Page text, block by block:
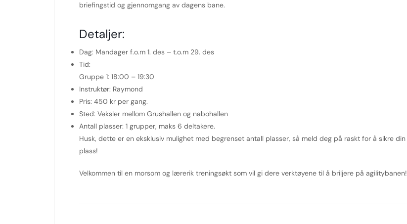
briefingstid og gjennomgang av dagens bane.
Detaljer:
Dag: Mandager f.o.m 1. des – t.o.m 29. des
Tid:
Gruppe 1: 18:00 – 19:30
Instruktør: Raymond
Pris: 450 kr per gang.
Sted: Veksler mellom Grushallen og nabohallen
Antall plasser: 1 grupper, maks 6 deltakere.
Husk, dette er en eksklusiv mulighet med begrenset antall plasser, så meld deg på raskt for å sikre din
plass!
Velkommen til en morsom og lærerik treningsøkt som vil gi dere verktøyene til å briljere på agilitybanen!